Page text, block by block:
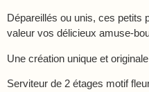
Dépareillés ou unis, ces petits
valeur vos délicieux amuse-
Une création unique et
Serviteur de 2 étages motif